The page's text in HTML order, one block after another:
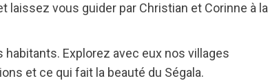
laissez vous guider par Christian et Corinne à la
habitants. Explorez avec eux nos villages
et ce qui fait la beauté du Ségala.